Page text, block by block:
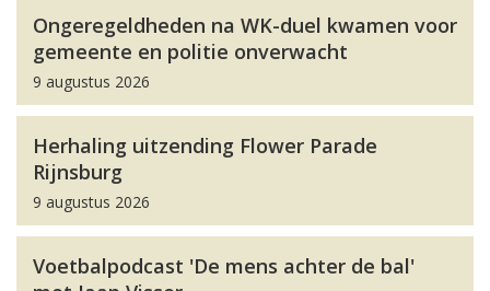
Ongeregeldheden na WK-duel kwamen voor
gemeente en politie onverwacht
9 augustus 2026
Herhaling uitzending Flower Parade
Rijnsburg
9 augustus 2026
Voetbalpodcast 'De mens achter de bal'